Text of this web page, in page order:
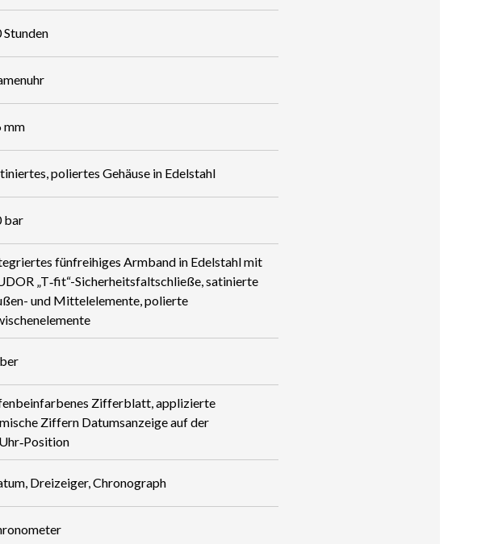
Stunden
mm
poliertes Gehäuse in Edelstahl
bar
fünfreihiges Armband in Edelstahl mit
„T‑fit“-Sicherheits­faltschließe, satinierte
und Mittelelemente, polierte
Zifferblatt, applizierte
Ziffern Datumsanzeige auf der
Dreizeiger, Chronograph